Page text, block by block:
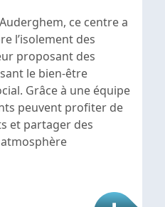
ce centre a
l’isolement des
proposant des
le bien-être
Grâce à une équipe
peuvent profiter de
et partager des